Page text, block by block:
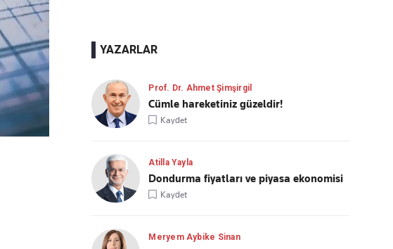
YAZARLAR
Prof. Dr. Ahmet Şimşirgil
Cümle hareketiniz güzeldir!
Kaydet
Atilla Yayla
Dondurma fiyatları ve piyasa ekonomisi
Kaydet
Meryem Aybike Sinan